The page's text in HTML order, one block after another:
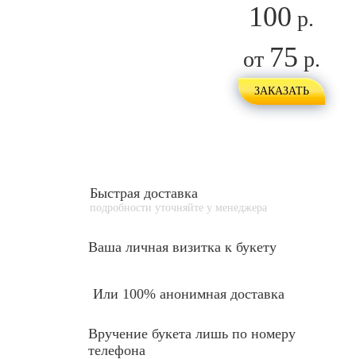
100 р.
от 75 р.
ЗАКАЗАТЬ
Быстрая доставка
подробности уточняйте у менеджера
Ваша личная визитка к букету
Или 100% анонимная доставка
Вручение букета лишь по номеру
телефона